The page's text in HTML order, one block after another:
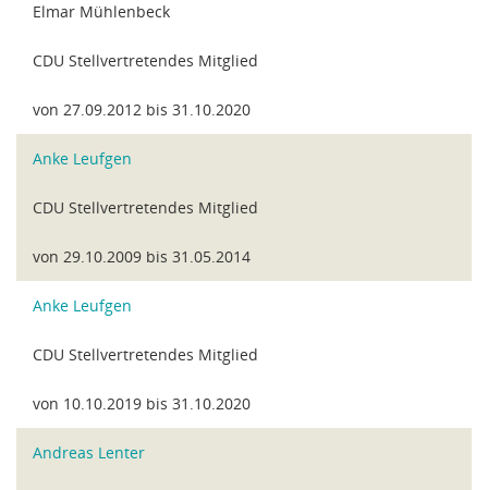
Elmar Mühlenbeck
CDU Stellvertretendes Mitglied
von 27.09.2012 bis 31.10.2020
Anke Leufgen
CDU Stellvertretendes Mitglied
von 29.10.2009 bis 31.05.2014
Anke Leufgen
CDU Stellvertretendes Mitglied
von 10.10.2019 bis 31.10.2020
Andreas Lenter